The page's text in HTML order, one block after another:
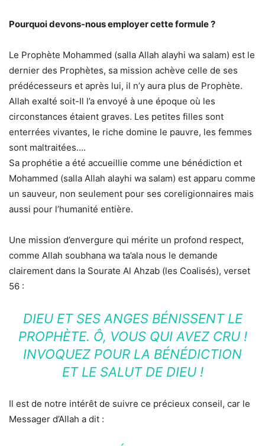
Pourquoi devons-nous employer cette formule ?
Le Prophète Mohammed (salla Allah alayhi wa salam) est le
dernier des Prophètes, sa mission achève celle de ses
prédécesseurs et après lui, il n’y aura plus de Prophète.
Allah exalté soit-Il l’a envoyé à une époque où les
circonstances étaient graves. Les petites filles sont
enterrées vivantes, le riche domine le pauvre, les femmes
sont maltraitées….
Sa prophétie a été accueillie comme une bénédiction et
Mohammed (salla Allah alayhi wa salam) est apparu comme
un sauveur, non seulement pour ses coreligionnaires mais
aussi pour l’humanité entière.
Une mission d’envergure qui mérite un profond respect,
comme Allah soubhana wa ta’ala nous le demande
clairement dans la Sourate Al Ahzab (les Coalisés), verset
56 :
DIEU ET SES ANGES BÉNISSENT LE
PROPHÈTE. Ô, VOUS QUI AVEZ CRU !
INVOQUEZ POUR LA BÉNÉDICTION
ET LE SALUT DE DIEU !
Il est de notre intérêt de suivre ce précieux conseil, car le
Messager d’Allah a dit :